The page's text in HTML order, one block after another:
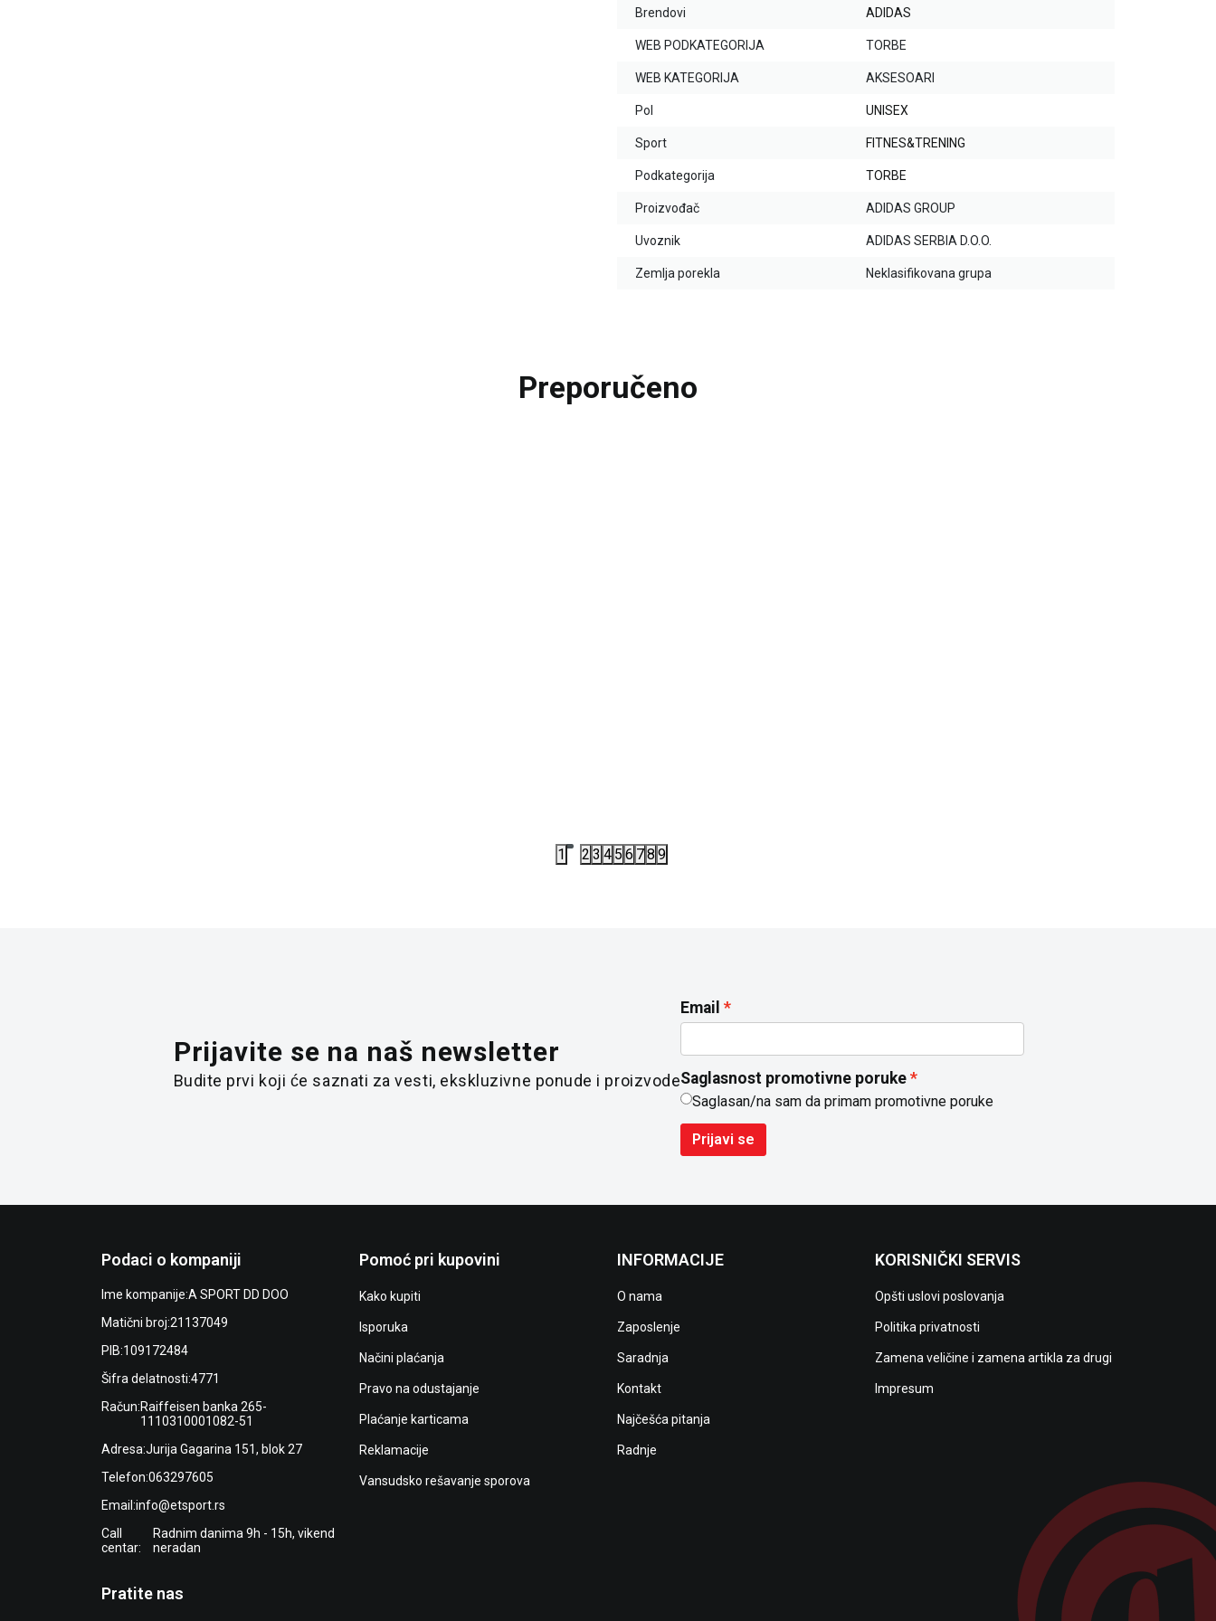
Brendovi ADIDAS
WEB PODKATEGORIJA TORBE
WEB KATEGORIJA AKSESOARI
Pol UNISEX
Sport FITNES&TRENING
Podkategorija TORBE
Proizvođač ADIDAS GROUP
Uvoznik ADIDAS SERBIA D.O.O.
Zemlja porekla Neklasifikovana grupa
Preporučeno
1 2 3 4 5 6 78 9
Prijavite se na naš newsletter
Budite prvi koji će saznati za vesti, ekskluzivne ponude i proizvode
Email
Saglasnost promotivne poruke
Saglasan/na sam da primam promotivne poruke
Prijavi se
Podaci o kompaniji
Ime kompanije:A SPORT DD DOO
Matični broj:21137049
PIB:109172484
Šifra delatnosti:4771
Račun:Raiffeisen banka 265-
1110310001082-51
Adresa:Jurija Gagarina 151, blok 27
Telefon:063297605
Email:info@etsport.rs
Call
centar:
Radnim danima 9h - 15h, vikend
neradan
Pomoć pri kupovini
Kako kupiti
Isporuka
Načini plaćanja
Pravo na odustajanje
Plaćanje karticama
Reklamacije
Vansudsko rešavanje sporova
INFORMACIJE
O nama
Zaposlenje
Saradnja
Kontakt
Najčešća pitanja
Radnje
KORISNIČKI SERVIS
Opšti uslovi poslovanja
Politika privatnosti
Zamena veličine i zamena artikla za drugi
Impresum
Pratite nas